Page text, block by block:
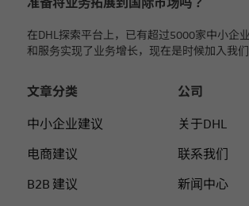
准备将业务拓展到国际市场吗？
在DHL探索平台上，已有超过5000家中小企
和服务实现了业务增长，现在是时候加入我们
文章分类
中小企业建议
电商建议
B2B 建议
公司
关于DHL
联系我们
新闻中心